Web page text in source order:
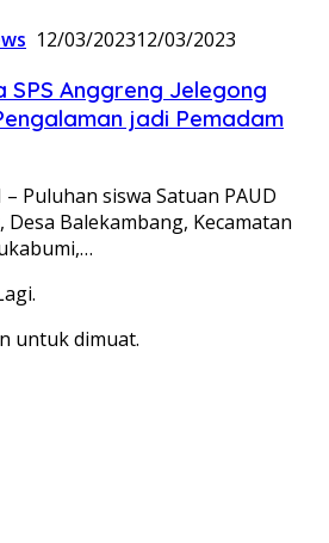
12/03/202312/03/2023
SPS Anggreng Jelegong
jadi Pemadam
– Puluhan siswa Satuan PAUD
Desa Balekambang, Kecamatan
untuk dimuat.